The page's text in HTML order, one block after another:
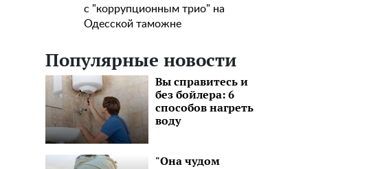
с "коррупционным трио" на
Одесской таможне
Популярные новости
Вы справитесь и
без бойлера: 6
способов нагреть
воду
"Она чудом